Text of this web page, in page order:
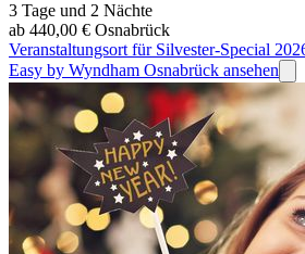
3 Tage und 2 Nächte
ab 440,00 € Osnabrück
Veranstaltungsort für Silvester-Special
Easy by Wyndham Osnabrück ansehen